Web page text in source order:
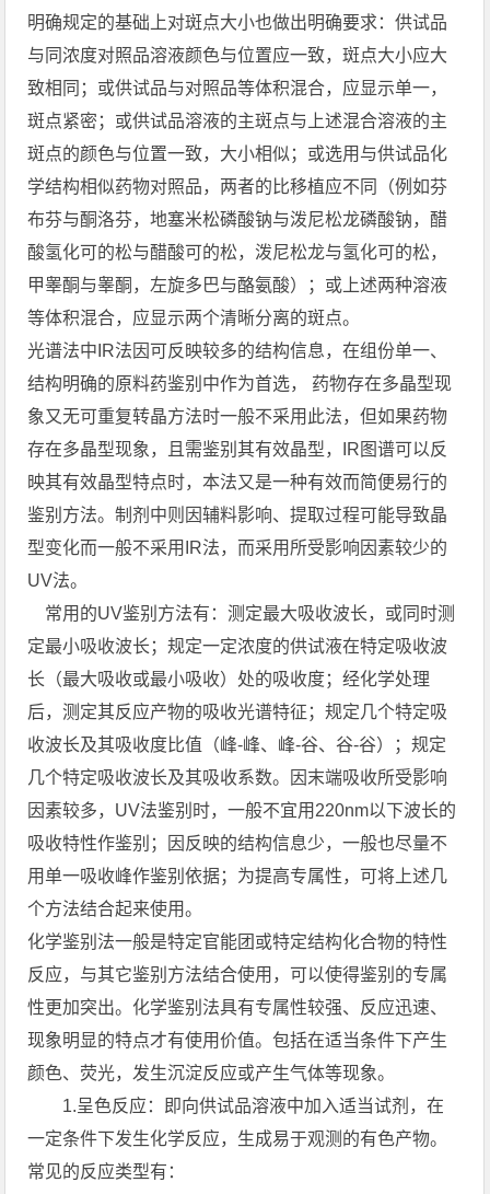
明确规定的基础上对斑点大小也做出明确要求：供试品
与同浓度对照品溶液颜色与位置应一致，斑点大小应大
致相同；或供试品与对照品等体积混合，应显示单一，
斑点紧密；或供试品溶液的主斑点与上述混合溶液的主
斑点的颜色与位置一致，大小相似；或选用与供试品化
学结构相似药物对照品，两者的比移植应不同（例如芬
布芬与酮洛芬，地塞米松磷酸钠与泼尼松龙磷酸钠，醋
酸氢化可的松与醋酸可的松，泼尼松龙与氢化可的松，
甲睾酮与睾酮，左旋多巴与酪氨酸）；或上述两种溶液
等体积混合，应显示两个清晰分离的斑点。
光谱法中IR法因可反映较多的结构信息，在组份单一、
结构明确的原料药鉴别中作为首选， 药物存在多晶型现
象又无可重复转晶方法时一般不采用此法，但如果药物
存在多晶型现象，且需鉴别其有效晶型，IR图谱可以反
映其有效晶型特点时，本法又是一种有效而简便易行的
鉴别方法。制剂中则因辅料影响、提取过程可能导致晶
型变化而一般不采用IR法，而采用所受影响因素较少的
UV法。
常用的UV鉴别方法有：测定最大吸收波长，或同时测
定最小吸收波长；规定一定浓度的供试液在特定吸收波
长（最大吸收或最小吸收）处的吸收度；经化学处理
后，测定其反应产物的吸收光谱特征；规定几个特定吸
收波长及其吸收度比值（峰-峰、峰-谷、谷-谷）；规定
几个特定吸收波长及其吸收系数。因末端吸收所受影响
因素较多，UV法鉴别时，一般不宜用220nm以下波长的
吸收特性作鉴别；因反映的结构信息少，一般也尽量不
用单一吸收峰作鉴别依据；为提高专属性，可将上述几
个方法结合起来使用。
化学鉴别法一般是特定官能团或特定结构化合物的特性
反应，与其它鉴别方法结合使用，可以使得鉴别的专属
性更加突出。化学鉴别法具有专属性较强、反应迅速、
现象明显的特点才有使用价值。包括在适当条件下产生
颜色、荧光，发生沉淀反应或产生气体等现象。
1.呈色反应：即向供试品溶液中加入适当试剂，在
一定条件下发生化学反应，生成易于观测的有色产物。
常见的反应类型有：